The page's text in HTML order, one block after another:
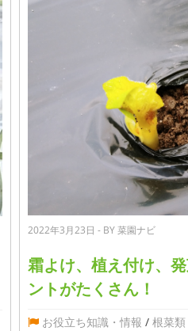
2022年3月23日 - BY 菜園ナビ
霜よけ、植え付け、
ントがたくさん！
お役立ち知識・情報 / 根菜類